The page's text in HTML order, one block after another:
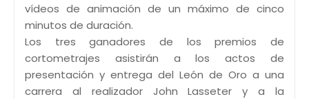
vídeos de animación de un máximo de cinco
minutos de duración.
Los tres ganadores de los premios de
cortometrajes asistirán a los actos de
presentación y entrega del León de Oro a una
carrera al realizador John Lasseter y a la